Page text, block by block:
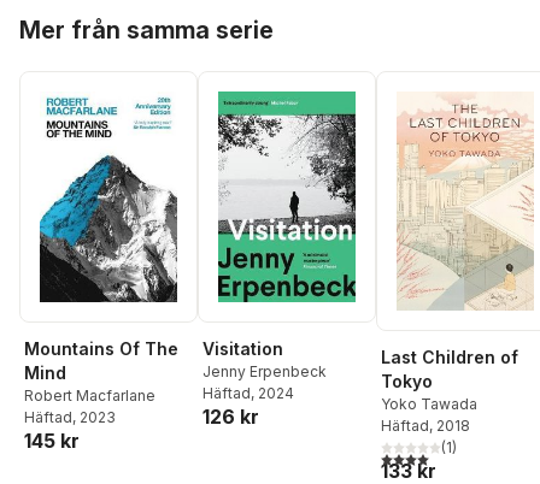
Mer från samma serie
Mountains Of The
Mind
Robert Macfarlane
Häftad, 2023
145 kr
Visitation
Jenny Erpenbeck
Häftad, 2024
126 kr
Last Children of
Tokyo
Yoko Tawada
Häftad, 2018
4,0utav 5 stjärnor.
(1)
133 kr